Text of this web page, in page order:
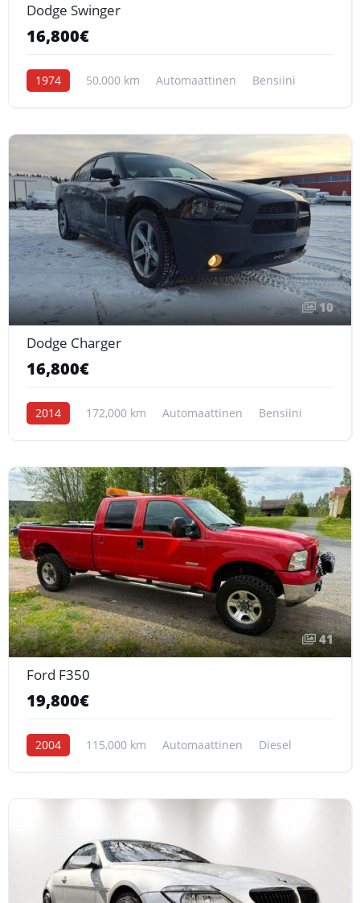
Dodge Swinger
16,800€
1974 50,000 km Automaattinen Bensiini
10
Dodge Charger
16,800€
2014 172,000 km Automaattinen Bensiini
41
Ford F350
19,800€
2004 115,000 km Automaattinen Diesel